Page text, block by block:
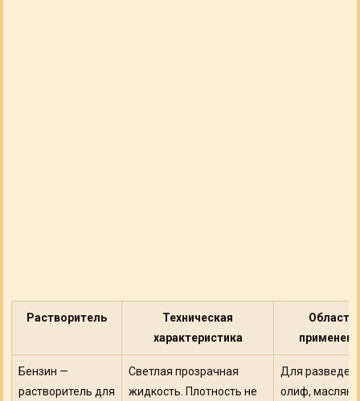
Растворитель
Техническая
характеристика
Область
Бензин —
растворитель для
Светлая прозрачная
жидкость. Плотность не
Для
олиф,